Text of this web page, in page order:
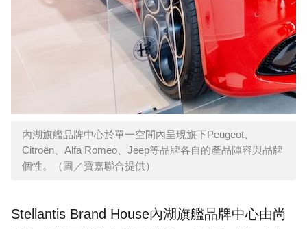
內湖旗艦品牌中心於單一空間內呈現旗下Peugeot、
Citroën、Alfa Romeo、Jeep等品牌各自的產品陣容與品牌
個性。（圖／寶嘉聯合提供）
Stellantis Brand House內湖旗艦品牌中心由尚